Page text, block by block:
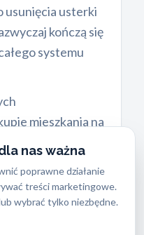
nas ważna
poprawne działanie
treści marketingowe.
wybrać tylko niezbędne.
usunięcia usterki
kończą się
systemu
mieszkania na
właściciele,
ekipy
kopie kluczy.
sposób na
nad tym, kto